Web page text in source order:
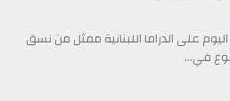
على الدراما اللبنانية ممثل من نسق
في...